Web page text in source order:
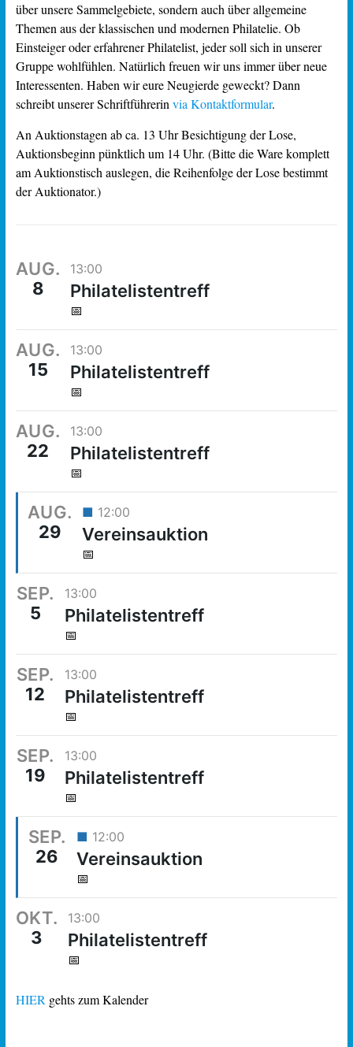
über unsere Sammelgebiete, sondern auch über allgemeine
Themen aus der klassischen und modernen Philatelie. Ob
Einsteiger oder erfahrener Philatelist, jeder soll sich in unserer
Gruppe wohlfühlen. Natürlich freuen wir uns immer über neue
Interessenten. Haben wir eure Neugierde geweckt? Dann
schreibt unserer Schriftführerin via Kontaktformular.
An Auktionstagen ab ca. 13 Uhr Besichtigung der Lose,
Auktionsbeginn pünktlich um 14 Uhr. (Bitte die Ware komplett
am Auktionstisch auslegen, die Reihenfolge der Lose bestimmt
der Auktionator.)
AUG.
8
13:00
Philatelistentreff
📅
AUG.
15
13:00
Philatelistentreff
📅
AUG.
22
13:00
Philatelistentreff
📅
AUG.
29
■ 12:00
Vereinsauktion
📅
SEP.
5
13:00
Philatelistentreff
📅
SEP.
12
13:00
Philatelistentreff
📅
SEP.
19
13:00
Philatelistentreff
📅
SEP.
26
■ 12:00
Vereinsauktion
📅
OKT.
3
13:00
Philatelistentreff
📅
HIER gehts zum Kalender